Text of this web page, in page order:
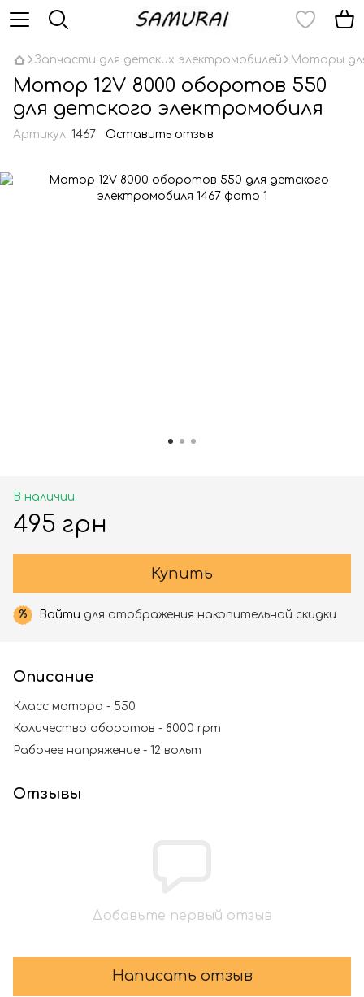
Запчасти для детских электромобилей Моторы
Мотор 12V 8000 оборотов 550
для детского электромобиля
Артикул: 1467 Оставить отзыв
В наличии
495 грн
Купить
% Войти для отображения накопительной скидки
Описание
Класс мотора - 550
Количество оборотов - 8000 rpm
Рабочее напряжение - 12 вольт
Отзывы
Добавьте первый отзыв
Написать отзыв